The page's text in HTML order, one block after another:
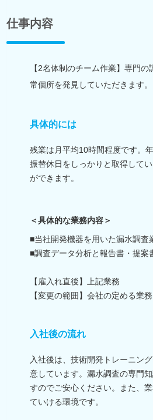
仕事内容
【2名体制のチーム作業】専門
常個所を発見していただきます
具体的には
残業は月平均10時間程度です。
振替休日をしっかりと取得して
ができます。
＜具体的な業務内容＞
■当社開発機器を用いた漏水調査
■調査データ分析と報告書・提案
【雇入れ直後】上記業務
【変更の範囲】会社の定める業務
入社後の流れ
入社後は、技術開発トレーニン
意しています。漏水調査の専門
すのでご安心ください。また、
ていける環境です。